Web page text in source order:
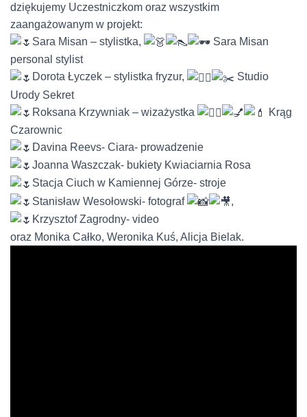
dziękujemy Uczestniczkom oraz wszystkim
zaangażowanym w projekt:
Sara Misan – stylistka,
Sara Misan
personal stylist
Dorota Łyczek – stylistka fryzur,
Studio
Urody Sekret
Roksana Krzywniak – wizażystka
Krąg
Czarownic
Davina Reevs- Ciara- prowadzenie
Joanna Waszczak- bukiety Kwiaciarnia Rosa
Stacja Ciuch w Kamiennej Górze- stroje
Stanisław Wesołowski- fotograf
,
Krzysztof Zagrodny- video
oraz Monika Całko, Weronika Kuś, Alicja Bielak.